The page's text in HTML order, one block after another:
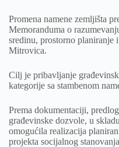
Promena namene zemljišta
Memoranduma o
sredinu, prostorno planiranje
Mitrovica.
Cilj je pribavljanje
kategorije sa stambenom
Prema dokumentaciji,
građevinske dozvole, u
omogućila realizacija
projekta socijalnog